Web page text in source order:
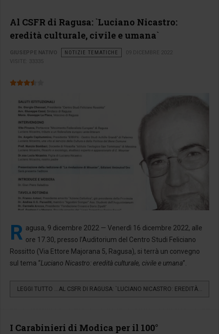
Al CSFR di Ragusa: `Luciano Nicastro:
eredità culturale, civile e umana`
GIUSEPPE NATIVO NOTIZIE TEMATICHE
09 DICEMBRE 2022
VISITE: 33335
Valutazione attuale:
R agusa, 9 dicembre 2022 — Venerdì 16 dicembre 2022, alle
ore 17.30, presso l’Auditorium del Centro Studi Feliciano
Rossitto (Via Ettore Majorana 5, Ragusa), si terrà un convegno
sul tema “Luciano Nicastro: eredità culturale, civile e umana”.
LEGGI TUTTO …AL CSFR DI RAGUSA: `LUCIANO NICASTRO: EREDITÀ...
I Carabinieri di Modica per il 100°